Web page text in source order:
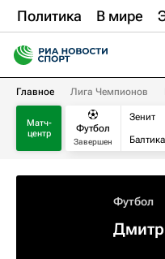
Политика В мире
Главное Лига Чемпионов
Матч-
центр
Футбол
Завершен
Зенит
Балтика
Футбол